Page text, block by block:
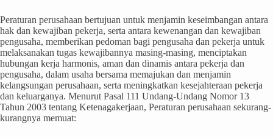
Peraturan perusahaan bertujuan untuk menjamin keseimbangan antara
hak dan kewajiban pekerja, serta antara kewenangan dan kewajiban
pengusaha, memberikan pedoman bagi pengusaha dan pekerja untuk
melaksanakan tugas kewajibannya masing-masing, menciptakan
hubungan kerja harmonis, aman dan dinamis antara pekerja dan
pengusaha, dalam usaha bersama memajukan dan menjamin
kelangsungan perusahaan, serta meningkatkan kesejahteraan pekerja
dan keluarganya. Menurut Pasal 111 Undang-Undang Nomor 13
Tahun 2003 tentang Ketenagakerjaan, Peraturan perusahaan sekurang-
kurangnya memuat: